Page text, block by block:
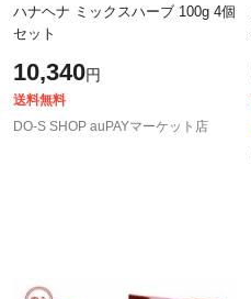
ハナヘナ ミックスハーブ 100g 4個
セット
10,340円
送料無料
DO-S SHOP auPAYマーケット店